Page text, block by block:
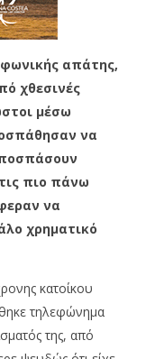
απάτης,
χθεσινές
μέσω
να
πιο πάνω
να
χρηματικό
κατοίκου
τηλεφώνημα
της, από